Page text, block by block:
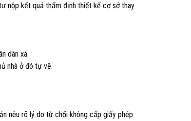
nộp kết quả thẩm định thiết kế cơ sở thay
dân xã.
nhà ở đó tự vẽ.
nêu rõ lý do từ chối không cấp giấy phép